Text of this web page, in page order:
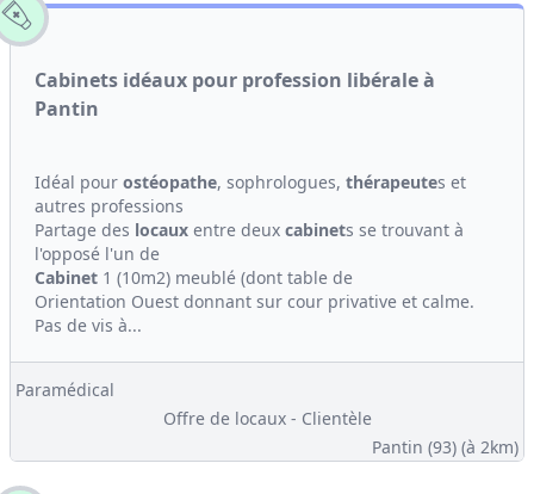
Cabinets idéaux pour profession libérale à
Pantin
Idéal pour ostéopathe, sophrologues, thérapeutes et
autres professions
Partage des locaux entre deux cabinets se trouvant à
l'opposé l'un de
Cabinet 1 (10m2) meublé (dont table de
Orientation Ouest donnant sur cour privative et calme.
Pas de vis à...
Paramédical
Offre de locaux - Clientèle
Pantin (93) (à 2km)